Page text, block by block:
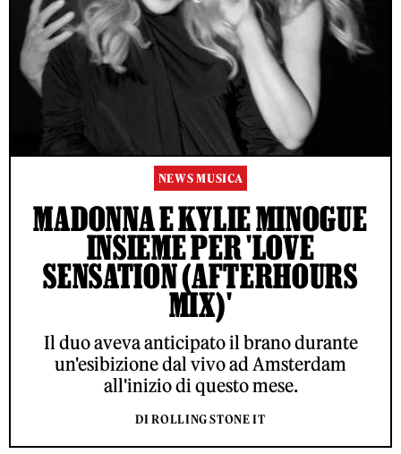
NEWS MUSICA
MADONNA E KYLIE MINOGUE
INSIEME PER 'LOVE
SENSATION (AFTERHOURS
MIX)'
Il duo aveva anticipato il brano durante
un'esibizione dal vivo ad Amsterdam
all'inizio di questo mese.
DI ROLLING STONE IT